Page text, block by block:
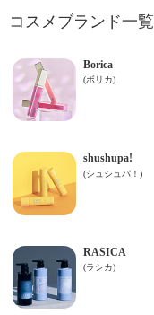
コスメブランド一覧